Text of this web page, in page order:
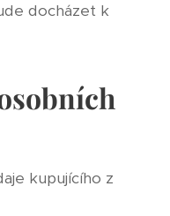
docházet k
kupujícího z